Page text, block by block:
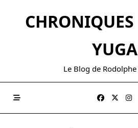
content
YUGA
Le Blog de